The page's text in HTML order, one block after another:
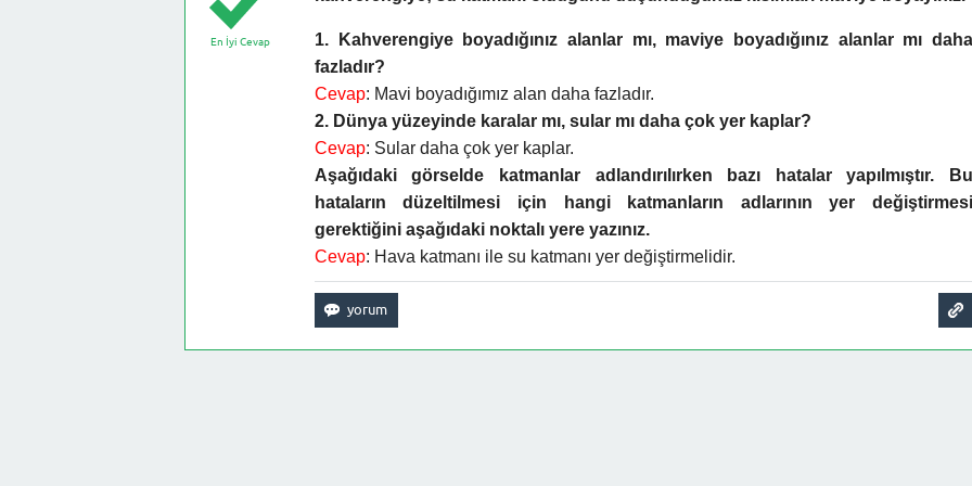
En İyi Cevap
1. Kahverengiye boyadığınız alanlar mı, maviye boyadığınız alanlar mı daha
fazladır?
Cevap: Mavi boyadığımız alan daha fazladır.
2. Dünya yüzeyinde karalar mı, sular mı daha çok yer kaplar?
Cevap: Sular daha çok yer kaplar.
Aşağıdaki görselde katmanlar adlandırılırken bazı hatalar yapılmıştır. Bu
hataların düzeltilmesi için hangi katmanların adlarının yer değiştirmesi
gerektiğini aşağıdaki noktalı yere yazınız.
Cevap: Hava katmanı ile su katmanı yer değiştirmelidir.